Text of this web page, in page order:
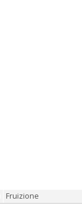
Fruizione